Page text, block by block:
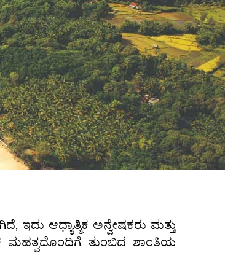
ಇದು ಆಧ್ಯಾತ್ಮಿಕ ಅನ್ವೇಷಕರು ಮತ್ತು
ಮಹತ್ವದೊಂದಿಗೆ ತುಂಬಿದ ಶಾಂತಿಯ